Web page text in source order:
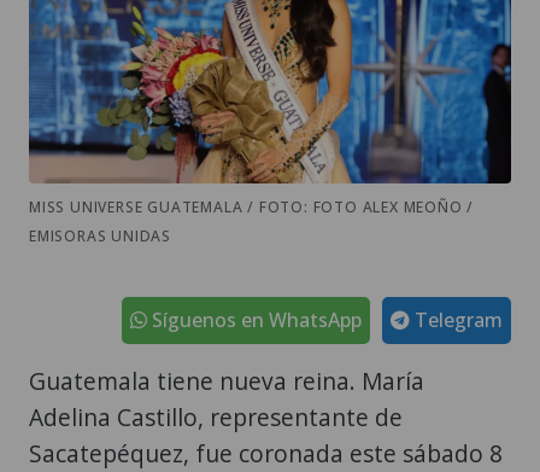
MISS UNIVERSE GUATEMALA / FOTO: FOTO ALEX MEOÑO /
EMISORAS UNIDAS
Telegram
Síguenos en WhatsApp
Guatemala tiene nueva reina. María
Adelina Castillo, representante de
Sacatepéquez, fue coronada este sábado 8